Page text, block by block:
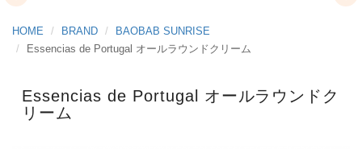
HOME BRAND
BAOBAB SUNRISE
Essencias de Portugal オールラウンドクリーム
Essencias de Portugal オールラウンドク
リーム